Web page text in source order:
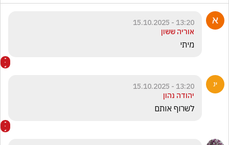
13:20 - 15.10.2025
אוריה ששון
מיתי
13:20 - 15.10.2025
יהודה נהון
לשרוף אותם